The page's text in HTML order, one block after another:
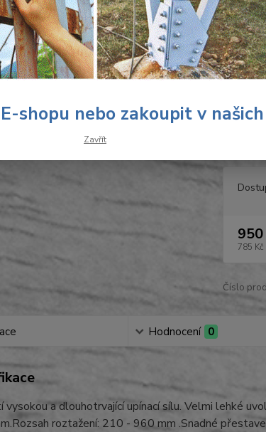
Kvalitní
lehké
na
950
785 Kč
Číslo
Hodnocení 0
vysokou a dlouhotrvající upínací sílu. Velmi lehké
roztažení: 210 - 960 mm .Snadné
shopu nebo zakoupit v
Zavřít